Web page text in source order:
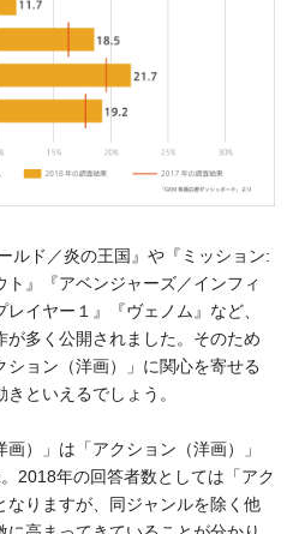
ルド／炎の王国』や『ミッション:
』『アベンジャーズ／インフィ
イヤー１』『ヴェノム』など、
多く公開されました。そのため
ョン（洋画）」に関心を寄せる
といえるでしょう。
）」は「アクション（洋画）」
2018年の回答者数としては「アク
なりますが、同ジャンルを除く他